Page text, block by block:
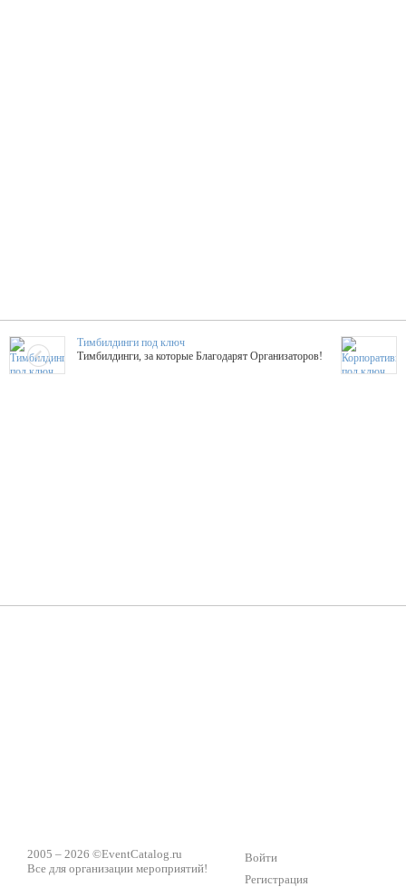
Тимбилдинги под ключ
Тимбилдинги, за которые Благодарят Организаторов!
2005 – 2026 ©EventCatalog.ru
Все для организации мероприятий!
Войти
Регистрация